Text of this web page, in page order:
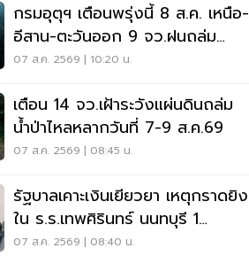
กรมอุตุฯ เตือนพรุ่งนี้ 8 ส.ค. เหนือ-
อีสาน-ตะวันออก 9 จว.ฝนถล่ม
ระวังน้ำท่วมฉับพลัน
07 ส.ค. 2569 | 10:20 น.
เตือน 14 จว.เฝ้าระวังแผ่นดินถล่ม
น้ำป่าไหลหลากวันที่ 7-9 ส.ค.69
07 ส.ค. 2569 | 08:45 น.
รัฐบาลเคาะเงินเยียวยา เหตุกราดยิง
ใน ร.ร.เทพศิรินทร์ นนทบุรี 1
แสน-1ล้าน
07 ส.ค. 2569 | 08:40 น.